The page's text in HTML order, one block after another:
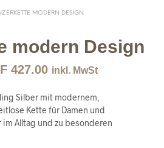
MODERN DESIGN
modern Design
427.00 inkl. MwSt
Silber mit modernem,
Kette für Damen und
Alltag und zu besonderen